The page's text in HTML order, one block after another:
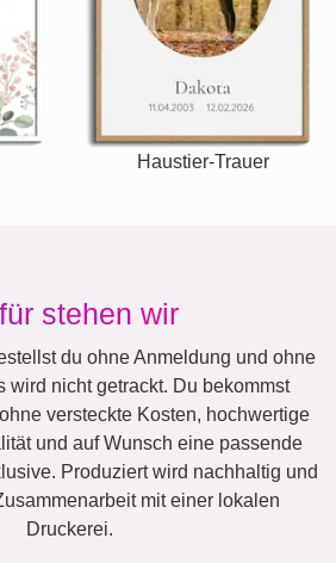
Haustier-Trauer
stehen wir
du ohne Anmeldung und ohne
wird nicht getrackt. Du bekommst
versteckte Kosten, hochwertige
und auf Wunsch eine passende
Produziert wird nachhaltig und
mit einer lokalen
Druckerei.